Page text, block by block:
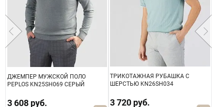
ДЖЕМПЕР МУЖСКОЙ ПОЛО
PEPLOS KN25SH069 СЕРЫЙ
3 608 руб.
ТРИКОТАЖНАЯ РУБАШКА С
ШЕРСТЬЮ KN26SH034
3 720 руб.